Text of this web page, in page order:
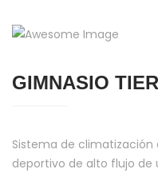
GIMNASIO
Sistema de
deportivo de alto flujo de